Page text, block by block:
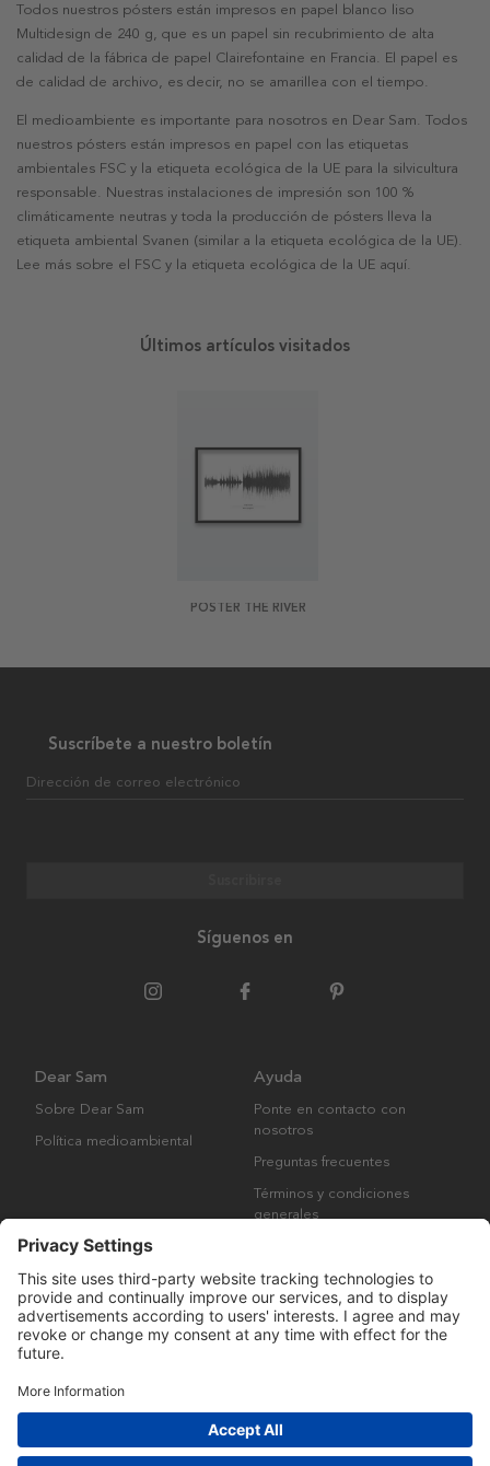
Todos nuestros pósters están impresos en papel blanco liso
Multidesign de 240 g, que es un papel sin recubrimiento de alta
calidad de la fábrica de papel Clairefontaine en Francia. El papel es
de calidad de archivo, es decir, no se amarillea con el tiempo.
El medioambiente es importante para nosotros en Dear Sam. Todos
nuestros pósters están impresos en papel con las etiquetas
ambientales FSC y la etiqueta ecológica de la UE para la silvicultura
responsable. Nuestras instalaciones de impresión son 100 %
climáticamente neutras y toda la producción de pósters lleva la
etiqueta ambiental Svanen (similar a la etiqueta ecológica de la UE).
Lee más sobre el FSC y la etiqueta ecológica de la UE aquí.
Últimos artículos visitados
POSTER THE RIVER
Suscríbete a nuestro boletín
Dirección de correo electrónico
Síguenos en
Dear Sam
Sobre Dear Sam
Política medioambiental
Ayuda
Ponte en contacto con
nosotros
Preguntas frecuentes
Términos y condiciones
generales
Derechos de autor © Many Brands AB 2023. Todos los derechos